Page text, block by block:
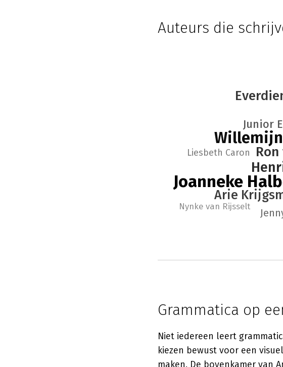
Auteurs die
Joanneke
Arie
Junior
Liesbeth Caron
Nynke van Rijsselt
Grammatica op
Niet iedereen leert
kiezen bewust voor een
maken. De bovenkamer van